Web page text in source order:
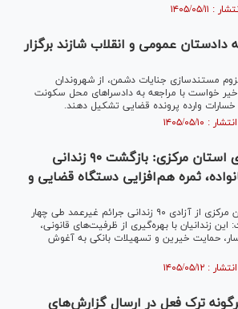
دادستان عمومی و انقلاب شازند برگزار
لزوم مستندسازی جنایات دشمن، از شهروندان
خواست با مراجعه به دادسراهای محل سکونت
وارده پرونده قضایی تشکیل دهند.
رئیس کل دادگستری استان مرکزی: بازگشت ۹۰ زندانی
ثمره هم‌افزایی دستگاه قضایی و
رئیس کل دادگستری استان مرکزی از آزادی ۹۰ زندانی جرائم غیرعمد طی چهار
زندانیان با بهره‌گیری از ظرفیت‌های قانونی،
حمایت خیرین و تسهیلات بانکی به آغوش
ترک فعل در ارسال گزارش‌های